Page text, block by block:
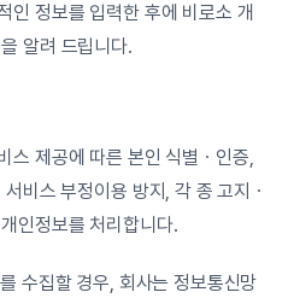
인 정보를 입력한 후에 비로소 개
알려 드립니다.
스 제공에 따른 본인 식별ㆍ인증,
비스 부정이용 방지, 각 종 고지ㆍ
인정보를 처리합니다.
수집할 경우, 회사는 정보통신망